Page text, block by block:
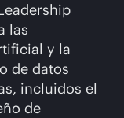
las
y la
de datos
incluidos el
de